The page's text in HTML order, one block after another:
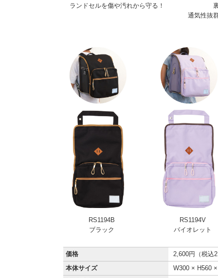
ランドセルを傷や汚れから守る！
通気性抜
RS1194B
ブラック
RS1194V
バイオレット
価格
2,600円（税込
本体サイズ
W300 × H560